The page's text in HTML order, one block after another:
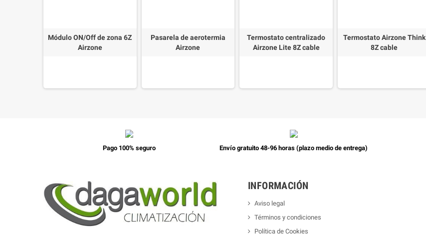
Módulo ON/Off de zona 6Z
Airzone
Pasarela de aerotermia
Airzone
Termostato centralizado
Airzone Lite 8Z cable
Termostato Airzone Think
8Z cable
Pago 100% seguro Envío gratuito 48-96 horas (plazo medio de entrega)
INFORMACIÓN
Aviso legal
Términos y condiciones
Política de Cookies